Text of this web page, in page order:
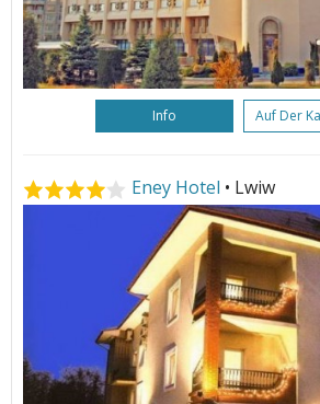
Info Auf Der
Eney Hotel • Lwiw